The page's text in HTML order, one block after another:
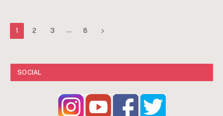
1 2 3 … 8 Next
SOCIAL